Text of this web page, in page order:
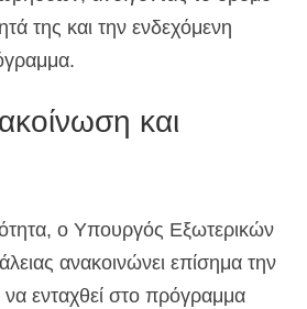
της και την ενδεχόμενη
και
ο Υπουργός Εξωτερικών
ανακοινώνει επίσημα την
ενταχθεί στο πρόγραμμα